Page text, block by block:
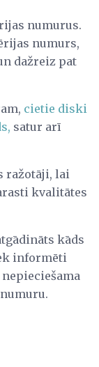
numurus.
numurs,
dažreiz pat
cietie diski
satur arī
ražotāji, lai
kvalitātes
kāds
informēti